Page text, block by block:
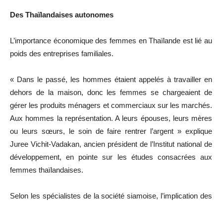
Des Thaïlandaises autonomes
L’importance économique des femmes en Thaïlande est lié au
poids des entreprises familiales.
« Dans le passé, les hommes étaient appelés à travailler en
dehors de la maison, donc les femmes se chargeaient de
gérer les produits ménagers et commerciaux sur les marchés.
Aux hommes la représentation. A leurs épouses, leurs mères
ou leurs sœurs, le soin de faire rentrer l’argent » explique
Juree Vichit-Vadakan, ancien président de l’Institut national de
développement, en pointe sur les études consacrées aux
femmes thaïlandaises.
Selon les spécialistes de la société siamoise, l’implication des